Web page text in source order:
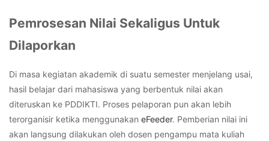
Pemrosesan Nilai Sekaligus Untuk
Dilaporkan
Di masa kegiatan akademik di suatu semester menjelang usai,
hasil belajar dari mahasiswa yang berbentuk nilai akan
diteruskan ke PDDIKTI. Proses pelaporan pun akan lebih
terorganisir ketika menggunakan eFeeder. Pemberian nilai ini
akan langsung dilakukan oleh dosen pengampu mata kuliah